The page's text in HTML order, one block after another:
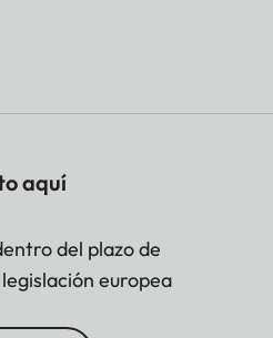
aquí
del plazo de
europea